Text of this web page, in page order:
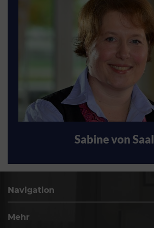
Sabine von Saal
Navigation
Mehr